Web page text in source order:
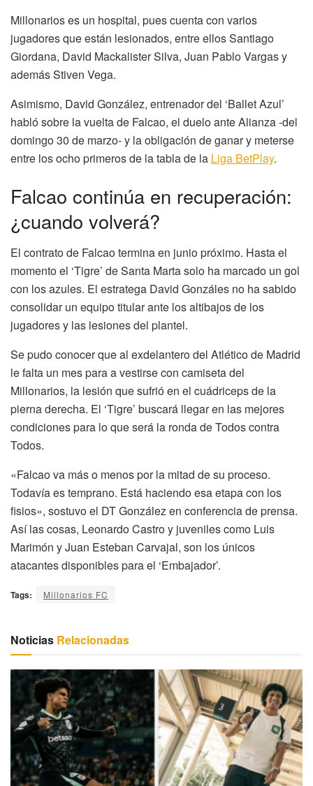
Millonarios es un hospital, pues cuenta con varios
jugadores que están lesionados, entre ellos Santiago
Giordana, David Mackalister Silva, Juan Pablo Vargas y
además Stiven Vega.
Asimismo, David González, entrenador del ‘Ballet Azul’
habló sobre la vuelta de Falcao, el duelo ante Alianza -del
domingo 30 de marzo- y la obligación de ganar y meterse
entre los ocho primeros de la tabla de la Liga BetPlay.
Falcao continúa en recuperación:
¿cuando volverá?
El contrato de Falcao termina en junio próximo. Hasta el
momento el ‘Tigre’ de Santa Marta solo ha marcado un gol
con los azules. El estratega David Gonzáles no ha sabido
consolidar un equipo titular ante los altibajos de los
jugadores y las lesiones del plantel.
Se pudo conocer que al exdelantero del Atlético de Madrid
le falta un mes para a vestirse con camiseta del
Millonarios, la lesión que sufrió en el cuádriceps de la
pierna derecha. El ‘Tigre’ buscará llegar en las mejores
condiciones para lo que será la ronda de Todos contra
Todos.
«Falcao va más o menos por la mitad de su proceso.
Todavía es temprano. Está haciendo esa etapa con los
fisios», sostuvo el DT González en conferencia de prensa.
Así las cosas, Leonardo Castro y juveniles como Luis
Marimón y Juan Esteban Carvajal, son los únicos
atacantes disponibles para el ‘Embajador’.
Tags: Millonarios FC
Noticias Relacionadas